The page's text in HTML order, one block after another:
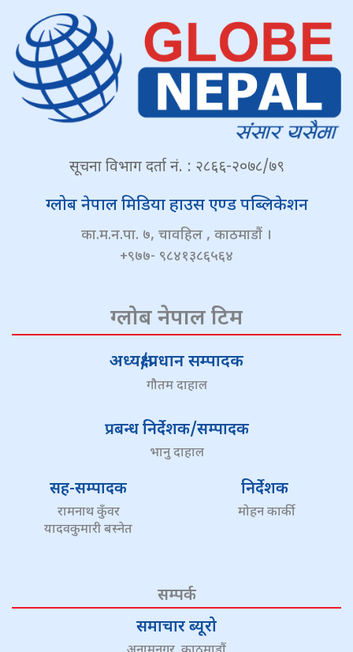
सूचना विभाग दर्ता नं. : २८६६-२०७८/७९
ग्लोब नेपाल मिडिया हाउस एण्ड पब्लिकेशन
का.म.न.पा. ७, चावहिल , काठमाडौं ।
+९७७- ९८४१३८६५६४
ग्लोब नेपाल टिम
अध्यक्ष/प्रधान सम्पादक
गौतम दाहाल
प्रबन्ध निर्देशक/सम्पादक
भानु दाहाल
सह-सम्पादक
रामनाथ कुँवर
यादवकुमारी बस्नेत
निर्देशक
मोहन कार्की
सम्पर्क
समाचार ब्यूरो